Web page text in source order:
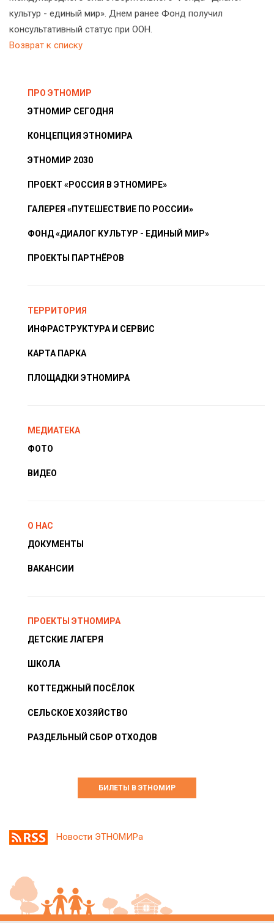
культур - единый мир». Днем ранее Фонд получил
консультативный статус при ООН.
Возврат к списку
ПРО ЭТНОМИР
ЭТНОМИР СЕГОДНЯ
КОНЦЕПЦИЯ ЭТНОМИРА
ЭТНОМИР 2030
ПРОЕКТ «РОССИЯ В ЭТНОМИРЕ»
ГАЛЕРЕЯ «ПУТЕШЕСТВИЕ ПО РОССИИ»
ФОНД «ДИАЛОГ КУЛЬТУР - ЕДИНЫЙ МИР»
ПРОЕКТЫ ПАРТНЁРОВ
ТЕРРИТОРИЯ
ИНФРАСТРУКТУРА И СЕРВИС
КАРТА ПАРКА
ПЛОЩАДКИ ЭТНОМИРА
МЕДИАТЕКА
ФОТО
ВИДЕО
О НАС
ДОКУМЕНТЫ
ВАКАНСИИ
ПРОЕКТЫ ЭТНОМИРА
ДЕТСКИЕ ЛАГЕРЯ
ШКОЛА
КОТТЕДЖНЫЙ ПОСЁЛОК
СЕЛЬСКОЕ ХОЗЯЙСТВО
РАЗДЕЛЬНЫЙ СБОР ОТХОДОВ
БИЛЕТЫ В ЭТНОМИР
Новости ЭТНОМИРа